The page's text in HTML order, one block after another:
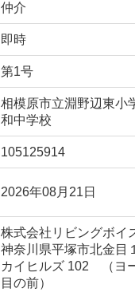
仲介
即時
第1号
相模原市立淵野辺東小
和中学校
105125914
2026年08月21日
株式会社リビングボイ
神奈川県平塚市北金目
カイヒルズ 102 （ヨ
目の前）